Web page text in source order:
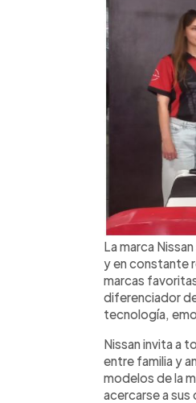
La marca
y en constante
marcas
diferenciador
tecnología,
Nissan invita a
entre familia y
modelos de la
acercarse a sus